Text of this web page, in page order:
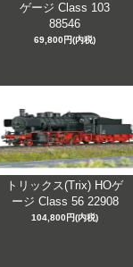
ゲージ Class 103
88546
69,800円(内税)
トリックス(Trix) HOゲ
ージ Class 56 22908
104,800円(内税)